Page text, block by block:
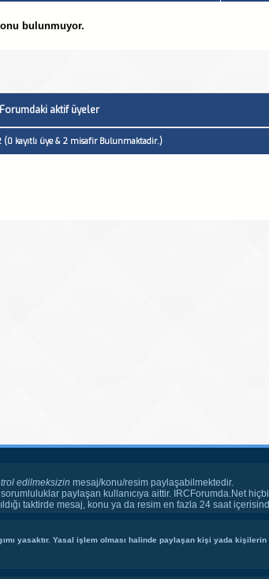
bulunmuyor.
Forumdaki aktif üyeler
(0 kayıtlı üye & 2 misafir Bulunmaktadir.)
edilmeksizin mesaj/konu/resim paylaşabilmektedir.
paylaşan kullanıcıya aittir. IRCForumda.Net
taktirde mesaj, konu ya da resim en fazla 24 saat
yasaktır. Yasal işlem olması halinde paylaşan kişi yada